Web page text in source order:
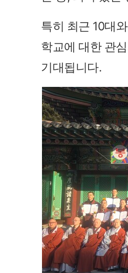
특히 최근 10대
학교에 대한 관
기대됩니다.